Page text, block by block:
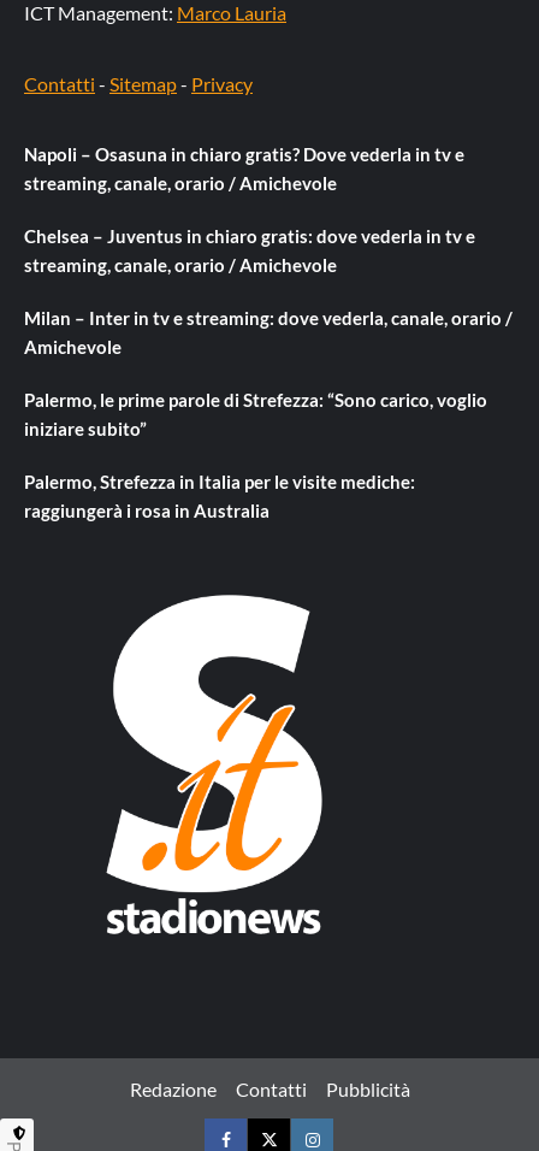
ICT Management: Marco Lauria
Contatti - Sitemap- Privacy
Napoli – Osasuna in chiaro gratis? Dove vederla in tv e
streaming, canale, orario / Amichevole
Chelsea – Juventus in chiaro gratis: dove vederla in tv e
streaming, canale, orario / Amichevole
Milan – Inter in tv e streaming: dove vederla, canale, orario /
Amichevole
Palermo, le prime parole di Strefezza: “Sono carico, voglio
iniziare subito”
Palermo, Strefezza in Italia per le visite mediche:
raggiungerà i rosa in Australia
Redazione Contatti Pubblicità